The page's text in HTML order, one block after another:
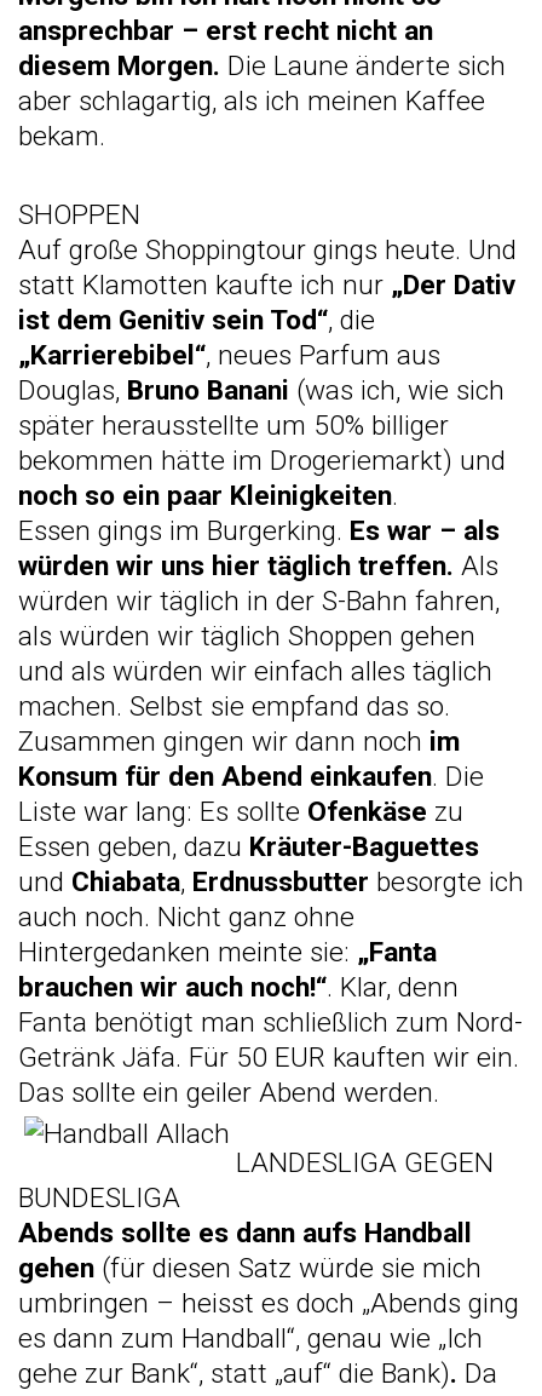
ansprechbar – erst recht nicht an
diesem Morgen. Die Laune änderte sich
aber schlagartig, als ich meinen Kaffee
bekam.
SHOPPEN
Auf große Shoppingtour gings heute. Und
statt Klamotten kaufte ich nur „Der Dativ
ist dem Genitiv sein Tod“, die
„Karrierebibel“, neues Parfum aus
Douglas, Bruno Banani (was ich, wie sich
später herausstellte um 50% billiger
bekommen hätte im Drogeriemarkt) und
noch so ein paar Kleinigkeiten.
Essen gings im Burgerking. Es war – als
würden wir uns hier täglich treffen. Als
würden wir täglich in der S-Bahn fahren,
als würden wir täglich Shoppen gehen
und als würden wir einfach alles täglich
machen. Selbst sie empfand das so.
Zusammen gingen wir dann noch im
Konsum für den Abend einkaufen. Die
Liste war lang: Es sollte Ofenkäse zu
Essen geben, dazu Kräuter-Baguettes
und Chiabata, Erdnussbutter besorgte ich
auch noch. Nicht ganz ohne
Hintergedanken meinte sie: „Fanta
brauchen wir auch noch!“. Klar, denn
Fanta benötigt man schließlich zum Nord-
Getränk Jäfa. Für 50 EUR kauften wir ein.
Das sollte ein geiler Abend werden.
LANDESLIGA GEGEN
BUNDESLIGA
Abends sollte es dann aufs Handball
gehen (für diesen Satz würde sie mich
umbringen – heisst es doch „Abends ging
es dann zum Handball“, genau wie „Ich
gehe zur Bank“, statt „auf“ die Bank). Da